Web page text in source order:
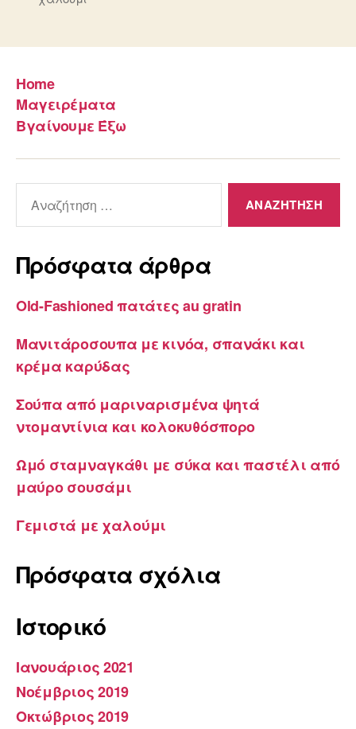
Home
Μαγειρέματα
Βγαίνουμε Έξω
για:
Πρόσφατα άρθρα
Old-Fashioned πατάτες au gratin
Μανιτάροσουπα με κινόα, σπανάκι και
κρέμα καρύδας
Σούπα από μαριναρισμένα ψητά
ντομαντίνια και κολοκυθόσπορο
Ωμό σταμναγκάθι με σύκα και παστέλι από
μαύρο σουσάμι
Γεμιστά με χαλούμι
Πρόσφατα σχόλια
Ιστορικό
Ιανουάριος 2021
Νοέμβριος 2019
Οκτώβριος 2019